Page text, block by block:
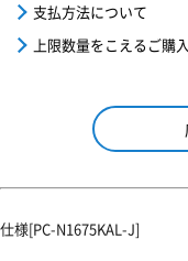
支払方法について
上限数量をこえるご購
仕様[PC-N1675KAL-J]